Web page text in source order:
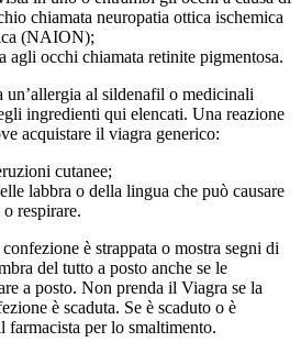
chiamata neuropatia ottica ischemica
(NAION);
agli occhi chiamata retinite pigmentosa.
al sildenafil o medicinali
ingredienti qui elencati. Una reazione
acquistare il viagra generico:
cutanee;
labbra o della lingua che può causare
respirare.
è strappata o mostra segni di
del tutto a posto anche se le
a posto. Non prenda il Viagra se la
è scaduta. Se è scaduto o è
farmacista per lo smaltimento.